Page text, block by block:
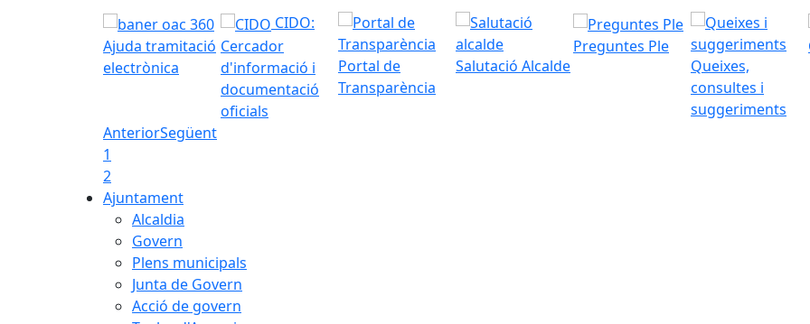
Ajuda tramitació
electrònica
CIDO:
Cercador
d'informació i
documentació
oficials
Portal de
Transparència
Salutació Alcalde
Preguntes Ple
Queixes,
consultes i
suggeriments
AnteriorSegüent
1
2
Ajuntament
Alcaldia
Govern
Plens municipals
Junta de Govern
Acció de govern